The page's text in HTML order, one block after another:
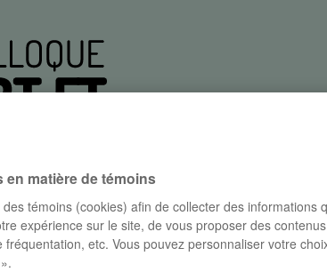
conférences où et quand?
en matière de témoins
des témoins (cookies) afin de collecter des informations
expérience sur le site, de vous proposer des
fréquentation, etc. Vous pouvez personnaliser votre